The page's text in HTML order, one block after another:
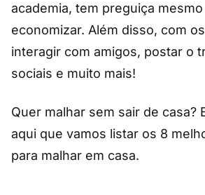
academia, tem preguiça
economizar. Além disso, com
interagir com amigos, postar o
sociais e muito mais!
Quer malhar sem sair de casa?
aqui que vamos listar os 8
para malhar em casa.